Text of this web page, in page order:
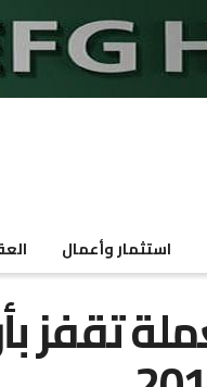
استثمار وأعمال